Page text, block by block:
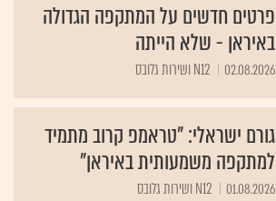
פרטים חדשים על המתקפה הגדולה
באיראן - שלא הייתה
02.08.2026 N12 ושירות גלובס
גורם ישראלי: "טראמפ קרוב מתמיד
למתקפה משמעותית באיראן"
01.08.2026 N12 ושירות גלובס